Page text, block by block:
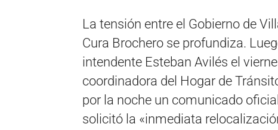
La tensión entre el Gobierno de
Cura Brochero se profundiza.
intendente Esteban Avilés el
coordinadora del Hogar de
por la noche un comunicado
solicitó la «inmediata